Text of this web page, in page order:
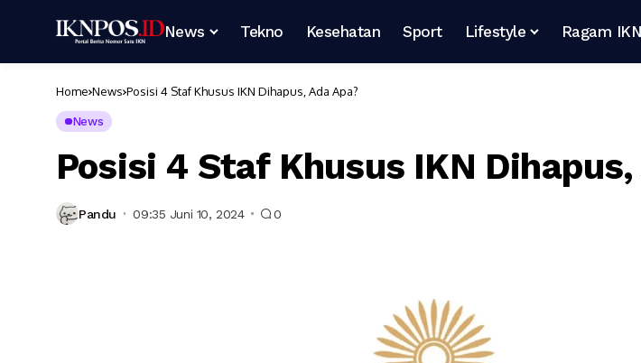
News Tekno Kesehatan Sport Lifestyle Ragam IKN
Home News Posisi 4 Staf Khusus IKN Dihapus, Ada Apa?
News
Posisi 4 Staf Khusus IKN Dihapus,
Pandu 09:35 Juni 10, 2024 0